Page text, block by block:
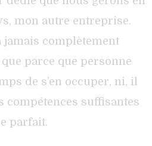
mon autre entreprise.
jamais complètement
parce que personne
de s’en occuper, ni, il
compétences suffisantes
parfait.